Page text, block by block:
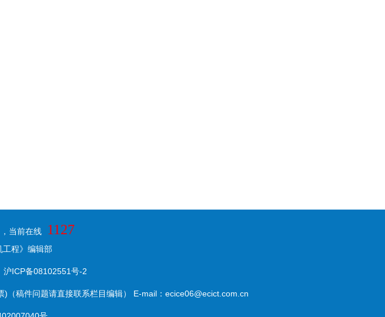
，当前在线 1127
工程》编辑部
沪ICP备08102551号-2
稿件问题请直接联系栏目编辑） E-mail：ecice06@ecict.com.cn